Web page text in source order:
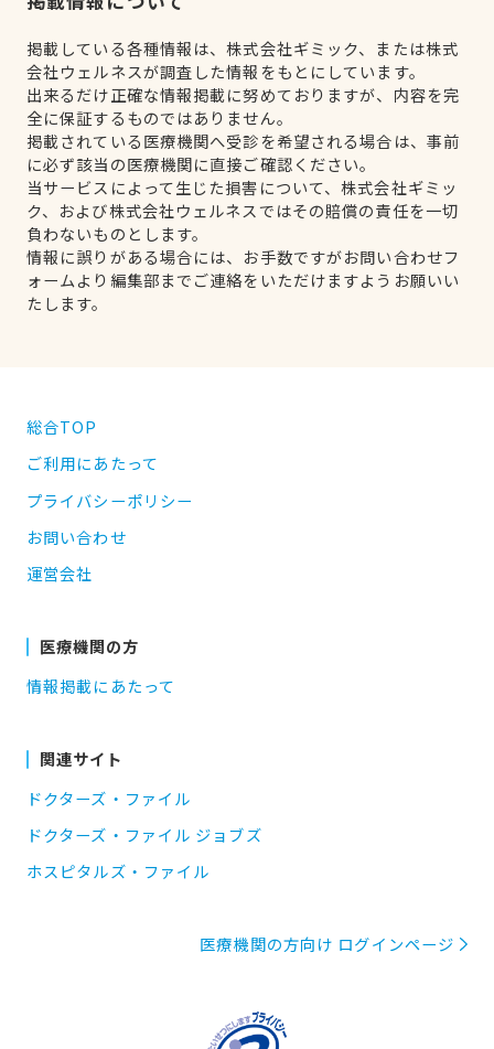
掲載している各種情報は、株式会社ギミック、または株式
会社ウェルネスが調査した情報をもとにしています。
出来るだけ正確な情報掲載に努めておりますが、内容を完
全に保証するものではありません。
掲載されている医療機関へ受診を希望される場合は、事前
に必ず該当の医療機関に直接ご確認ください。
当サービスによって生じた損害について、株式会社ギミッ
ク、および株式会社ウェルネスではその賠償の責任を一切
負わないものとします。
情報に誤りがある場合には、お手数ですがお問い合わせフ
ォームより編集部までご連絡をいただけますようお願いい
たします。
総合TOP
ご利用にあたって
プライバシーポリシー
お問い合わせ
運営会社
医療機関の方
情報掲載にあたって
関連サイト
ドクターズ・ファイル
ドクターズ・ファイル ジョブズ
ホスピタルズ・ファイル
医療機関の方向け ログインページ